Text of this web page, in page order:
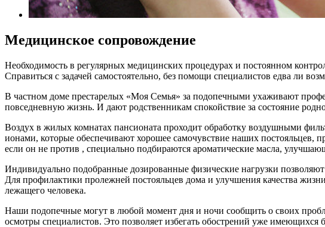
Медицинское сопровождение
Необходимость в регулярных медицинских процедурах и постоянном
Справиться с задачей самостоятельно, без помощи специалистов едва ли
В частном доме престарелых «Моя Семья» за подопечными ухаживают
повседневную жизнь. И дают родственникам спокойствие за состояние
Воздух в жилых комнатах пансионата проходит обработку воздушными
ионами, которые обеспечивают хорошее самочувствие наших постояльцев,
если он не против , специально подбираются ароматические масла,
Индивидуально подобранные дозированные физические нагрузки
Для профилактики пролежней постояльцев дома и улучшения качества
лежащего человека.
Наши подопечные могут в любой момент дня и ночи сообщить о своих
осмотры специалистов. Это позволяет избегать обострений уже имеющихся